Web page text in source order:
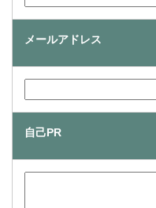
メールアドレス
自己PR